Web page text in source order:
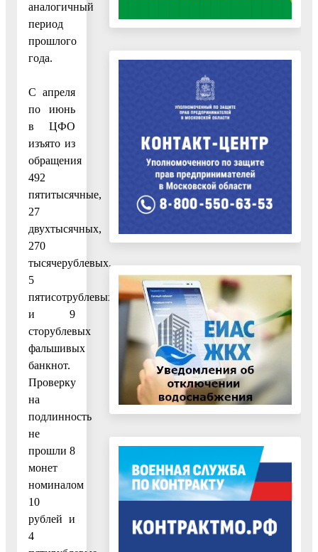
аналогичный
период
прошлого
года.
С апреля
по июнь
в ЦФО
изъято из
обращения
492
пятитысячные,
27
двухтысячных,
270
тысячерублевых,
5
пятисотрублевых
и 9
сторублевых
фальшивых
банкнот.
Проверку
на
подлинность
не
прошли 8
монет
номиналом
10
рублей и
4